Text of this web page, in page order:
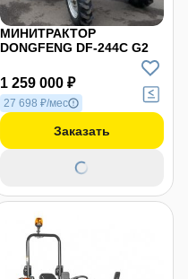
МИНИТРАКТОР
DONGFENG DF-244С G2
1 259 000 ₽
27 698 ₽/мес
Заказать